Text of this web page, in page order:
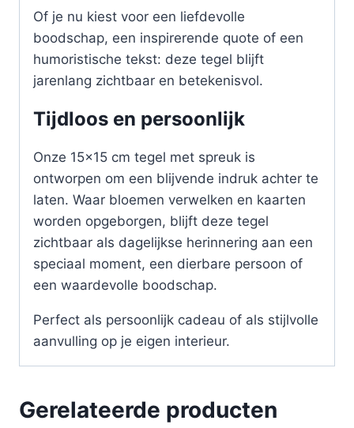
Of je nu kiest voor een liefdevolle
boodschap, een inspirerende quote of een
humoristische tekst: deze tegel blijft
jarenlang zichtbaar en betekenisvol.
Tijdloos en persoonlijk
Onze 15×15 cm tegel met spreuk is
ontworpen om een blijvende indruk achter te
laten. Waar bloemen verwelken en kaarten
worden opgeborgen, blijft deze tegel
zichtbaar als dagelijkse herinnering aan een
speciaal moment, een dierbare persoon of
een waardevolle boodschap.
Perfect als persoonlijk cadeau of als stijlvolle
aanvulling op je eigen interieur.
Gerelateerde producten